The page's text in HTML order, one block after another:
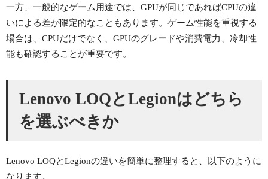
一方、一般的なゲーム用途では、GPUが同じであればCPUの違
いによる差が限定的なこともあります。ゲーム性能を重視する
場合は、CPUだけでなく、GPUのグレードや消費電力、冷却性
能も確認することが重要です。
Lenovo LOQとLegionはどちら
を選ぶべきか
Lenovo LOQとLegionの違いを簡単に整理すると、以下のように
なります。